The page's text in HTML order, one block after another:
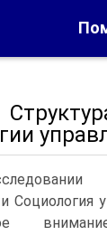
Социология